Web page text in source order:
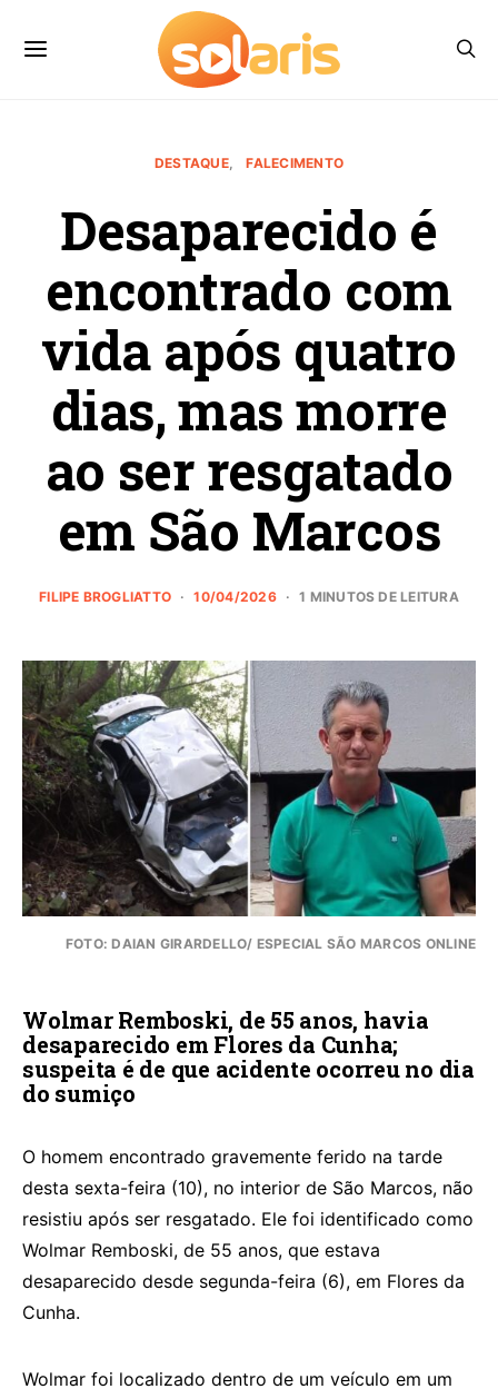
DESTAQUE FALECIMENTO
Desaparecido é
encontrado com
vida após quatro
dias, mas morre
ao ser resgatado
em São Marcos
FILIPE BROGLIATTO 10/04/2026 1 MINUTOS DE LEITURA
FOTO: DAIAN GIRARDELLO/ ESPECIAL SÃO MARCOS ONLINE
Wolmar Remboski, de 55 anos, havia
desaparecido em Flores da Cunha;
suspeita é de que acidente ocorreu no dia
do sumiço
O homem encontrado gravemente ferido na tarde
desta sexta-feira (10), no interior de São Marcos, não
resistiu após ser resgatado. Ele foi identificado como
Wolmar Remboski, de 55 anos, que estava
desaparecido desde segunda-feira (6), em Flores da
Cunha.
Wolmar foi localizado dentro de um veículo em um